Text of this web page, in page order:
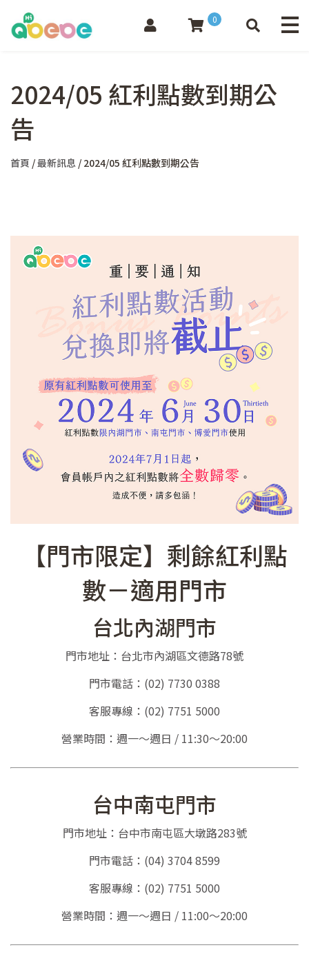
0
2024/05 紅利點數到期公
告
首頁 /最新訊息 / 2024/05 紅利點數到期公告
【門市限定】剩餘紅利點
數－適用門市
台北內湖門市
門市地址：台北市內湖區文德路78號
門市電話：(02) 7730 0388
客服專線：(02) 7751 5000
營業時間：週一～週日 / 11:30～20:00
台中南屯門市
門市地址：台中市南屯區大墩路283號
門市電話：(04) 3704 8599
客服專線：(02) 7751 5000
營業時間：週一～週日 / 11:00～20:00